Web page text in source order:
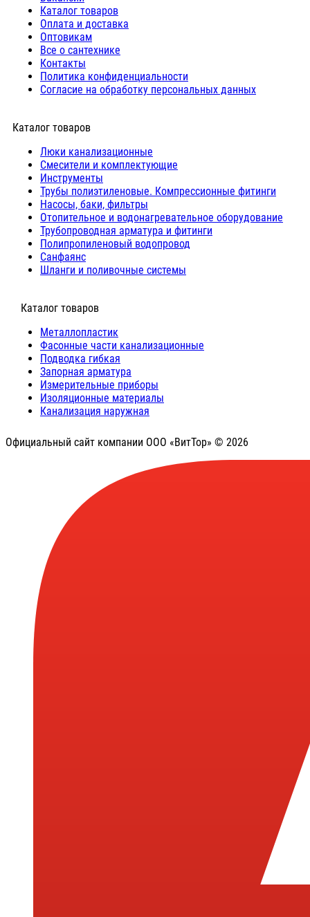
Каталог товаров
Оплата и доставка
Оптовикам
Все о сантехнике
Контакты
Политика конфиденциальности
Согласие на обработку персональных данных
Каталог товаров
Люки канализационные
Cмесители и комплектующие
Инструменты
Трубы полиэтиленовые. Компрессионные фитинги
Насосы, баки, фильтры
Отопительное и водонагревательное оборудование
Трубопроводная арматура и фитинги
Полипропиленовый водопровод
Санфаянс
Шланги и поливочные системы
⠀Каталог товаров
Металлопластик
Фасонные части канализационные
Подводка гибкая
Запорная арматура
Измерительные приборы
Изоляционные материалы
Канализация наружная
Официальный сайт компании ООО «ВитТор» © 2026